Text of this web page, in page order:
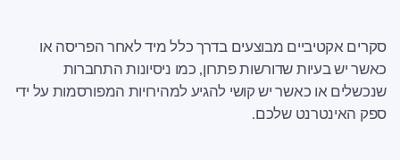
סקרים אקטיביים מבוצעים בדרך כלל מיד לאחר הפריסה או
כאשר יש בעיות שדורשות פתרון, כמו ניסיונות התחברות
שנכשלים או כאשר יש קושי להגיע למהירויות המפורסמות על ידי
ספק האינטרנט שלכם.